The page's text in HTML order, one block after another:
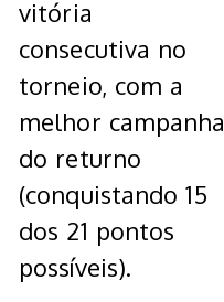
vitória
consecutiva no
torneio, com a
melhor campanha
do returno
(conquistando 15
dos 21 pontos
possíveis).